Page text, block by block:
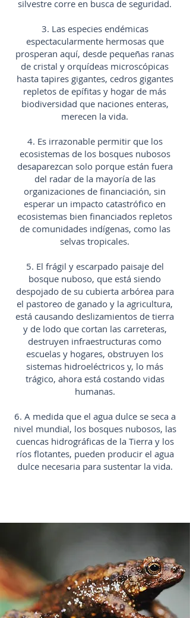
silvestre corre en busca de seguridad.
3. Las especies endémicas
espectacularmente hermosas que
prosperan aquí, desde pequeñas ranas
de cristal y orquídeas microscópicas
hasta tapires gigantes, cedros gigantes
repletos de epífitas y hogar de más
biodiversidad que naciones enteras,
merecen la vida.
4. Es irrazonable permitir que los
ecosistemas de los bosques nubosos
desaparezcan solo porque están fuera
del radar de la mayoría de las
organizaciones de financiación, sin
esperar un impacto catastrófico en
ecosistemas bien financiados repletos
de comunidades indígenas, como las
selvas tropicales.
5. El frágil y escarpado paisaje del
bosque nuboso, que está siendo
despojado de su cubierta arbórea para
el pastoreo de ganado y la agricultura,
está causando deslizamientos de tierra
y de lodo que cortan las carreteras,
destruyen infraestructuras como
escuelas y hogares, obstruyen los
sistemas hidroeléctricos y, lo más
trágico, ahora está costando vidas
humanas.
6. A medida que el agua dulce se seca a
nivel mundial, los bosques nubosos, las
cuencas hidrográficas de la Tierra y los
ríos flotantes, pueden producir el agua
dulce necesaria para sustentar la vida.